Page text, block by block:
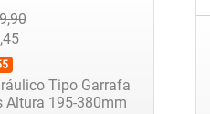
Tipo Garrafa
Altura 195-380mm